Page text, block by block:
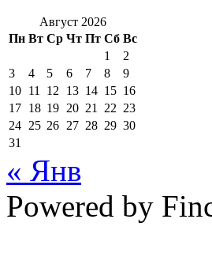
Август 2026
Пн Вт Ср Чт Пт Сб Вс
1
2
3
4 5 6 7 8
9
10 11 12 13 14 15 16
17 18 19 20 21 22 23
24 25 26 27 28 29 30
31
« Янв
Powered by